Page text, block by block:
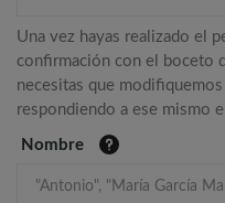
Una vez hayas realizado el
confirmación con el boceto
necesitas que
respondiendo a ese mismo
Nombre